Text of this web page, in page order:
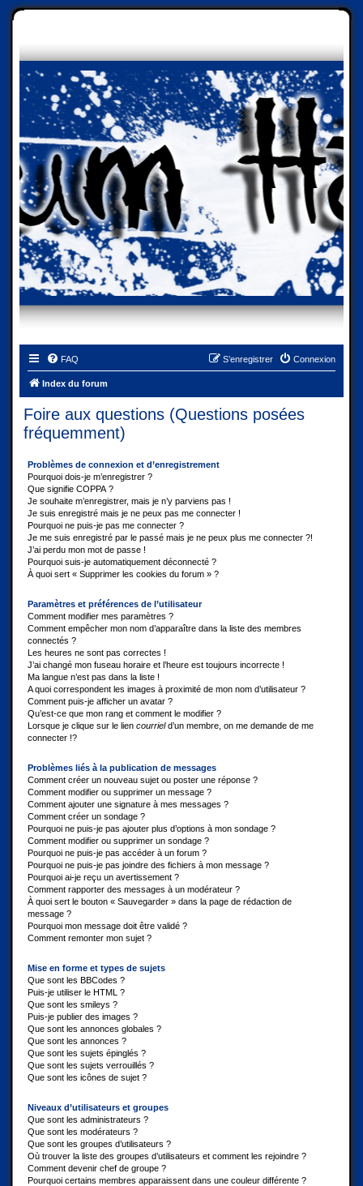
FAQ Connexion
S’enregistrer
Index du forum
Foire aux questions (Questions posées
fréquemment)
Problèmes de connexion et d’enregistrement
Pourquoi dois-je m’enregistrer ?
Que signifie COPPA ?
Je souhaite m’enregistrer, mais je n’y parviens pas !
Je suis enregistré mais je ne peux pas me connecter !
Pourquoi ne puis-je pas me connecter ?
Je me suis enregistré par le passé mais je ne peux plus me connecter ?!
J’ai perdu mon mot de passe !
Pourquoi suis-je automatiquement déconnecté ?
À quoi sert « Supprimer les cookies du forum » ?
Paramètres et préférences de l’utilisateur
Comment modifier mes paramètres ?
Comment empêcher mon nom d’apparaître dans la liste des membres
connectés ?
Les heures ne sont pas correctes !
J’ai changé mon fuseau horaire et l’heure est toujours incorrecte !
Ma langue n’est pas dans la liste !
A quoi correspondent les images à proximité de mon nom d’utilisateur ?
Comment puis-je afficher un avatar ?
Qu’est-ce que mon rang et comment le modifier ?
Lorsque je clique sur le lien courrield’un membre, on me demande de me
connecter !?
Problèmes liés à la publication de messages
Comment créer un nouveau sujet ou poster une réponse ?
Comment modifier ou supprimer un message ?
Comment ajouter une signature à mes messages ?
Comment créer un sondage ?
Pourquoi ne puis-je pas ajouter plus d’options à mon sondage ?
Comment modifier ou supprimer un sondage ?
Pourquoi ne puis-je pas accéder à un forum ?
Pourquoi ne puis-je pas joindre des fichiers à mon message ?
Pourquoi ai-je reçu un avertissement ?
Comment rapporter des messages à un modérateur ?
À quoi sert le bouton « Sauvegarder » dans la page de rédaction de
message ?
Pourquoi mon message doit être validé ?
Comment remonter mon sujet ?
Mise en forme et types de sujets
Que sont les BBCodes ?
Puis-je utiliser le HTML ?
Que sont les smileys ?
Puis-je publier des images ?
Que sont les annonces globales ?
Que sont les annonces ?
Que sont les sujets épinglés ?
Que sont les sujets verrouillés ?
Que sont les icônes de sujet ?
Niveaux d’utilisateurs et groupes
Que sont les administrateurs ?
Que sont les modérateurs ?
Que sont les groupes d’utilisateurs ?
Où trouver la liste des groupes d’utilisateurs et comment les rejoindre ?
Comment devenir chef de groupe ?
Pourquoi certains membres apparaissent dans une couleur différente ?